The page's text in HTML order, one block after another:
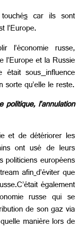
scar ils sont
l’Europe.
l’économie russe,
l’Europe et la Russie
était sous influence
qu’elle le reste.
l’annulation
et de détériorer les
ont usé de leurs
politiciens européens
afind’éviter que
également
russe qui se
de son gaz via
manière lors de